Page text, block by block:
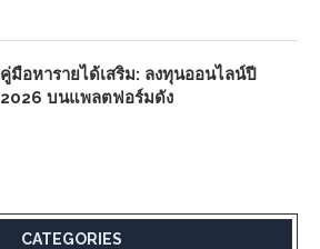
คู่มือหารายได้เสริม: ลงทุนออนไลน์ปี
2026 บนแพลตฟอร์มดัง
CATEGORIES